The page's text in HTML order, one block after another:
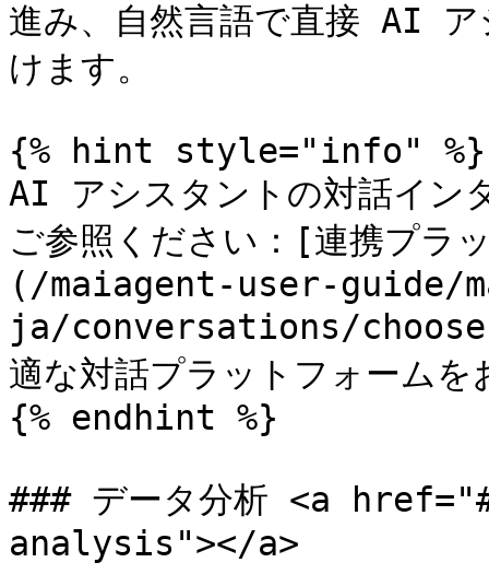
進み、自然言語で直接 AI ア
けます。
{% hint style="info" %}
AI アシスタントの対話イン
ご参照ください：[連携プラ
(/maiagent-user-guide/
ja/conversations/choose-
適な対話プラットフォームを
{% endhint %}
### データ分析 <a
analysis"></a>